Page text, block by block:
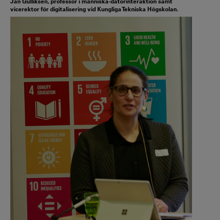
vicerektor för digitalisering vid Kungliga Tekniska Högskolan.